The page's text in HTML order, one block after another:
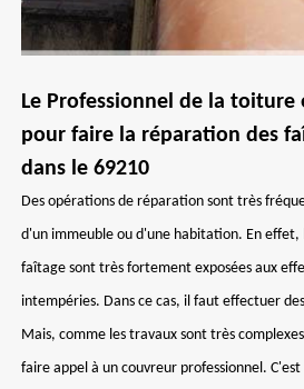
Le Professionnel de la toiture
pour faire la réparation des
dans le 69210
Des opérations de réparation sont très
d'un immeuble ou d'une habitation. En effet,
faîtage sont très fortement exposées aux
intempéries. Dans ce cas, il faut effectuer
Mais, comme les travaux sont très
faire appel à un couvreur professionnel.